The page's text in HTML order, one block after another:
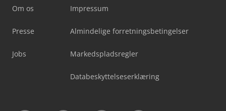
Om os
Presse
Jobs
Impressum
Almindelige forretningsbetingelser
Markedspladsregler
Databeskyttelseserklæring